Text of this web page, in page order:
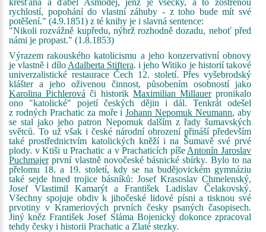
křesťana a ďábel Asmoděj, jenž je všecky, a to zostřenou
rychlostí, popohání do vlastní záhuby - z toho bude mít své
potěšení." (4.9.1851) z té knihy je i slavná sentence:
"Nikoli rozvážně kupředu, nýbrž rozhodně dozadu, neboť před
námi je propast." (1.8.1853)
Výrazem rakouského katolicismu a jeho konzervativní obnovy
je vlastně i dílo Adalberta Stiftera. i jeho Witiko je historií takové
univerzalistické restaurace Čech 12. století. Přes vyšebrodský
klášter a jeho oživenou činnost, působením osobností jako
Karolina Pichlerová či historik Maximilian Millauerpronikalo
ono "katolické" pojetí českých dějin i dál. Tenkrát odešel
z rodných Prachatic za moře iJohann Nepomuk Neumann, aby
se stal jako jeho patron Nepomuk dalším z řady šumavských
světců. To už však i české národní obrození přináší především
také prostřednictvím katolických kněží i na Šumavě své prvé
plody. v Ktiši u Prachatic a v Prachaticích píše Antonín Jaroslav
Puchmajerprvní vlastně novočeské básnické sbírky. Bylo to na
přelomu 18. a 19. století, kdy se na budějovickém gymnáziu
také sejde hned trojice básníků: Josef Krasoslav Chmelenský,
Josef Vlastimil Kamarýt a František Ladislav Čelakovský.
Všechny spojuje obdiv k jihočeské lidové písni a tisknou své
prvotiny v Krameriových prvních česky psaných časopisech.
Jiný kněz František Josef Sláma Bojenický dokonce zpracoval
tehdy česky i historii Prachatic a Zlaté stezky.